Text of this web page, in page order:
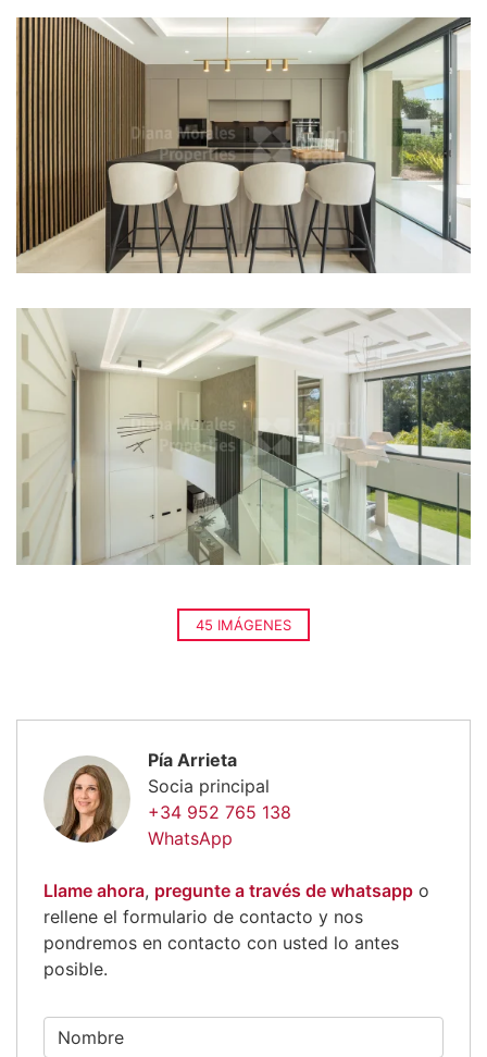
45 IMÁGENES
Pía Arrieta
Socia principal
+34 952 765 138
WhatsApp
Llame ahora, pregunte a través de whatsapp o
rellene el formulario de contacto y nos
pondremos en contacto con usted lo antes
posible.